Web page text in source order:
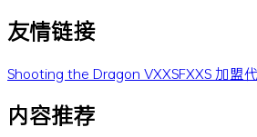
友情链接
Shooting the Dragon VXXSFXXS加盟
内容推荐